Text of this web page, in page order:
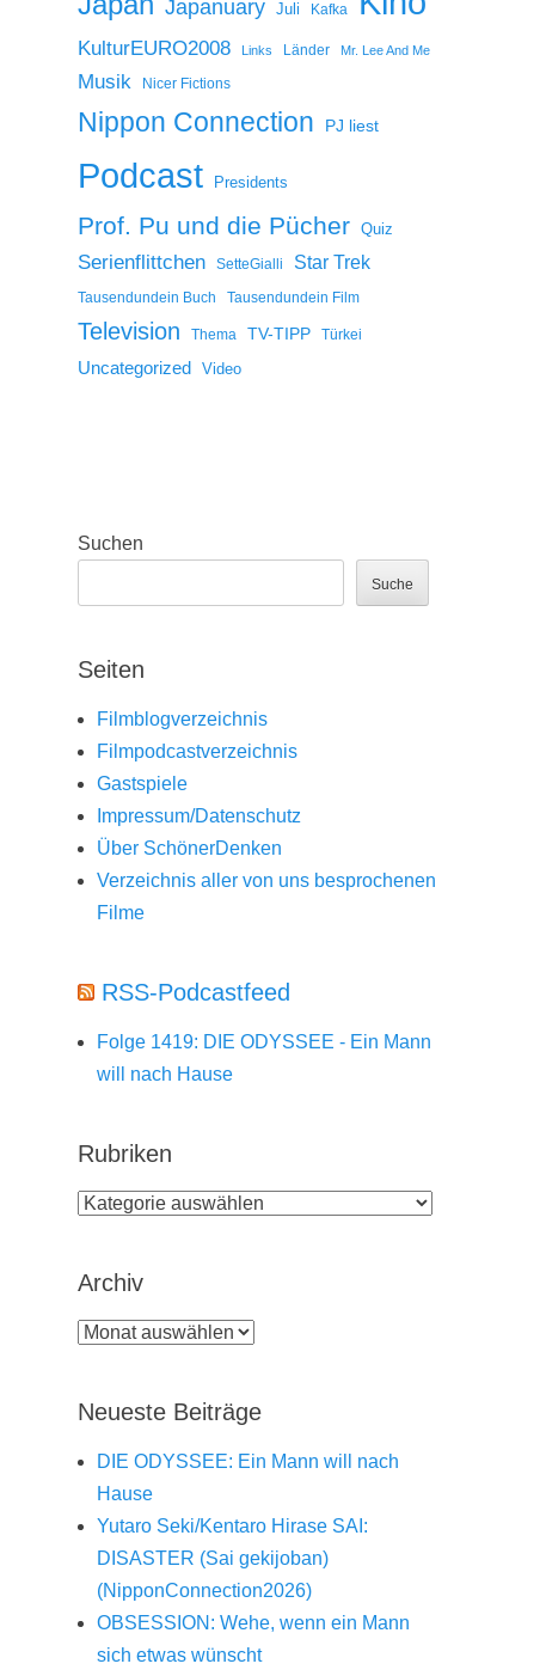
Japanuary Juli Kafka
KulturEURO2008 Links Länder Mr. Lee And Me
Musik Nicer Fictions
Nippon Connection PJ liest
Podcast Presidents
Prof. Pu und die Pücher Quiz
Serienflittchen SetteGialli Star Trek
Tausendundein Buch Tausendundein Film
Television Thema TV-TIPP Türkei
Uncategorized Video
Suchen
Suche
Seiten
Filmblogverzeichnis
Filmpodcastverzeichnis
Gastspiele
Impressum/Datenschutz
Über SchönerDenken
Verzeichnis aller von uns besprochenen
Filme
RSS-Podcastfeed
Folge 1419: DIE ODYSSEE - Ein Mann
will nach Hause
Rubriken
Rubriken
Archiv
Archiv
Neueste Beiträge
DIE ODYSSEE: Ein Mann will nach
Hause
Yutaro Seki/Kentaro Hirase SAI:
DISASTER (Sai gekijoban)
(NipponConnection2026)
OBSESSION: Wehe, wenn ein Mann
sich etwas wünscht